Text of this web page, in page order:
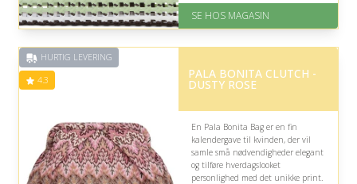
På lager
Levering: 1-3 dage
af 5
SE HOS MAGASIN
HURTIG LEVERING
4.3 PALA BONITA CLUTCH -
DUSTY ROSE
En Pala Bonita Bag er en fin
kalendergave til kvinden, der vil
samle små nødvendigheder elegant
og tilføre hverdagslooket
personlighed med det unikke print.